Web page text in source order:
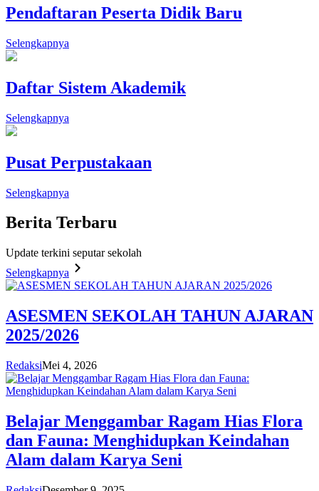
Pendaftaran Peserta Didik Baru
Selengkapnya
Daftar Sistem Akademik
Selengkapnya
Pusat Perpustakaan
Selengkapnya
Berita Terbaru
Update terkini seputar sekolah
Selengkapnya
ASESMEN SEKOLAH TAHUN AJARAN
2025/2026
RedaksiMei 4, 2026
Belajar Menggambar Ragam Hias Flora
dan Fauna: Menghidupkan Keindahan
Alam dalam Karya Seni